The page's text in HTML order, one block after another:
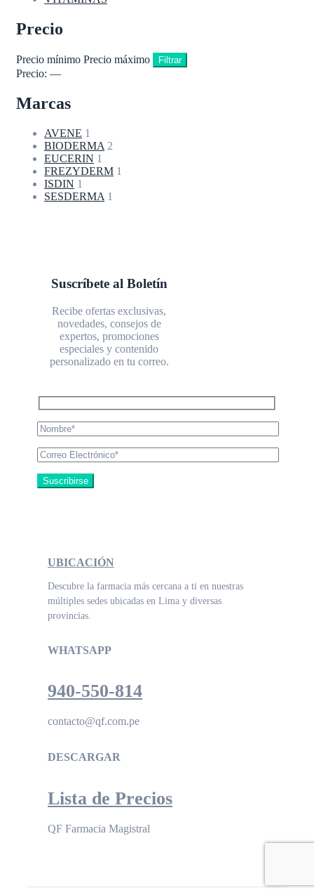
Precio
Precio mínimo Precio máximo Filtrar
Precio: —
Marcas
AVENE 1
BIODERMA 2
EUCERIN 1
FREZYDERM 1
ISDIN 1
SESDERMA 1
Suscríbete al Boletín
Recibe ofertas exclusivas,
novedades, consejos de
expertos, promociones
especiales y contenido
personalizado en tu correo.
UBICACIÓN
Descubre la farmacia más cercana a ti en nuestras
múltiples sedes ubicadas en Lima y diversas
provincias.
WHATSAPP
940-550-814
contacto@qf.com.pe
DESCARGAR
Lista de Precios
QF Farmacia Magistral